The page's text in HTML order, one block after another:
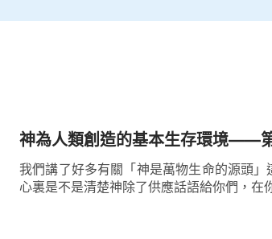
神為人類創造的基本生存環境——
我們講了好多有關「神是萬物生命的源頭
心裏是不是清楚神除了供應話語給你們，在